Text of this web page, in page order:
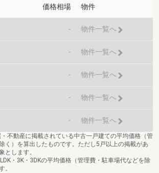
価格相場 物件
- 物件一覧へ
- 物件一覧へ
- 物件一覧へ
- 物件一覧へ
- 物件一覧へ
不動産に掲載されている中古一戸建ての平均価格（管
く）を算出したものです。ただし5戸以上の掲載があ
とします。
・3K・3DKの平均価格（管理費・駐車場代などを除
。